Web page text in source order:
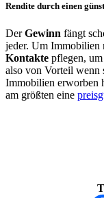
Rendite durch einen
DerGewinn fängt
jeder. Um Immobilien
Kontakte pflegen,
also von Vorteil wenn
Immobilien erworben
am größten eine